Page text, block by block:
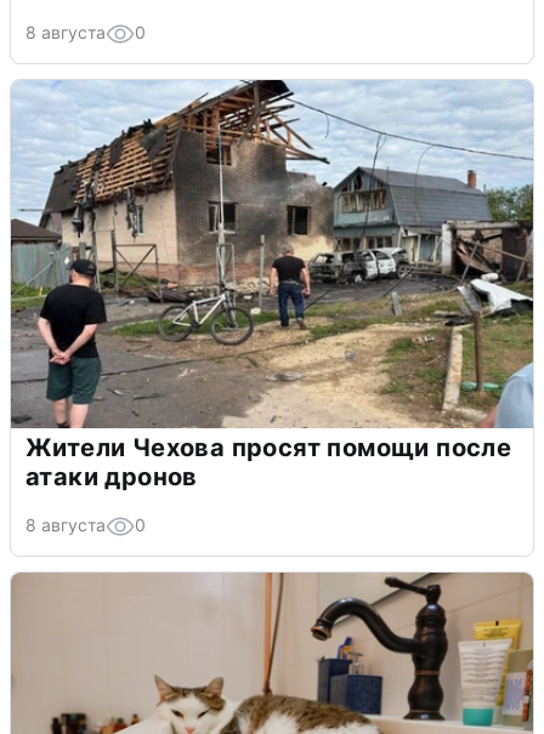
8 августа 0
Жители Чехова просят помощи после
атаки дронов
8 августа 0